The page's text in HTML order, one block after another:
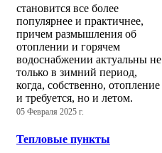
становится все более
популярнее и практичнее,
причем размышления об
отоплении и горячем
водоснабжении актуальны не
только в зимний период,
когда, собственно, отопление
и требуется, но и летом.
05 Февраля 2025 г.
Тепловые пункты